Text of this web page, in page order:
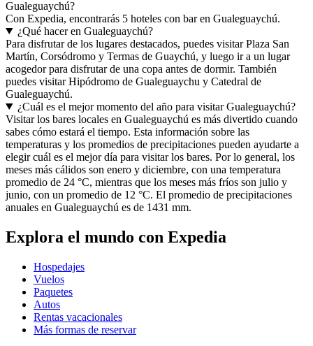
Gualeguaychú?
Con Expedia, encontrarás 5 hoteles con bar en Gualeguaychú.
¿Qué hacer en Gualeguaychú?
Para disfrutar de los lugares destacados, puedes visitar Plaza San
Martín, Corsódromo y Termas de Guaychú, y luego ir a un lugar
acogedor para disfrutar de una copa antes de dormir. También
puedes visitar Hipódromo de Gualeguaychu y Catedral de
Gualeguaychú.
¿Cuál es el mejor momento del año para visitar Gualeguaychú?
Visitar los bares locales en Gualeguaychú es más divertido cuando
sabes cómo estará el tiempo. Esta información sobre las
temperaturas y los promedios de precipitaciones pueden ayudarte a
elegir cuál es el mejor día para visitar los bares. Por lo general, los
meses más cálidos son enero y diciembre, con una temperatura
promedio de 24 °C, mientras que los meses más fríos son julio y
junio, con un promedio de 12 °C. El promedio de precipitaciones
anuales en Gualeguaychú es de 1431 mm.
Explora el mundo con Expedia
Hospedajes
Vuelos
Paquetes
Autos
Rentas vacacionales
Más formas de reservar